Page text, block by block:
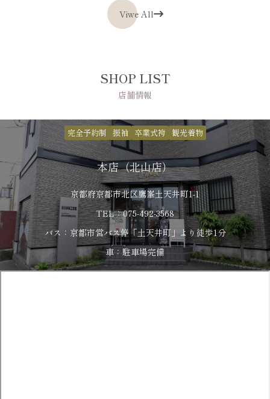
Viwe All
SHOP LIST
店舗情報
完全予約制 振袖 卒業式袴 観光着物
本店（北山店）
京都府京都市北区鷹峯土天井町1-1
TEL：075-492-3568
バス：京都市営バス停「土天井町」より徒歩1分
車：駐車場完備